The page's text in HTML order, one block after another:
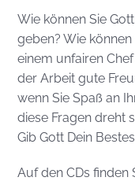
Wie können Sie
geben? Wie
einem unfairen
der Arbeit gute
wenn Sie Spaß an
diese Fragen dreht
Gib Gott Dein
Auf den CDs finden